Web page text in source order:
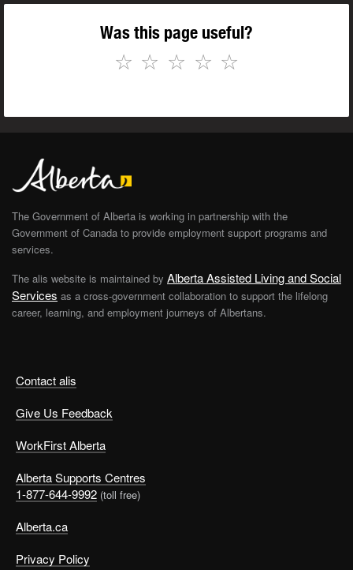
Was this page useful?
☆
☆
☆
☆
☆
Contact alis
Give Us Feedback
WorkFirst Alberta
Alberta Supports Centres
1-877-644-9992 (toll free)
Alberta.ca
Privacy Policy
The Government of Alberta is working in partnership with the
Government of Canada to provide employment support programs and
services.
The alis website is maintained by Alberta Assisted Living and Social
Services as a cross-government collaboration to support the lifelong
career, learning, and employment journeys of Albertans.